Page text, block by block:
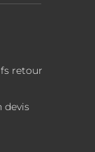
retour
devis